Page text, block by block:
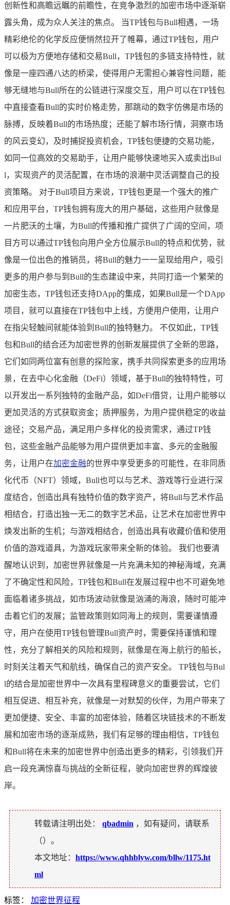
创新性和高瞻远瞩的前瞻性，在竞争激烈的加密市场中逐渐崭
露头角，成为众人关注的焦点。 当TP钱包与Bull相遇，一场
精彩绝伦的化学反应便悄然拉开了帷幕，通过TP钱包，用户
可以极为方便地存储和交易Bull，TP钱包的多链支持特性，就
像是一座四通八达的桥梁，使得用户无需担心兼容性问题，能
够无缝地与Bull所在的公链进行深度交互，用户可以在TP钱包
中直接查看Bull的实时价格走势，那跳动的数字仿佛是市场的
脉搏，反映着Bull的市场热度；还能了解市场行情，洞察市场
的风云变幻，及时捕捉投资机会，TP钱包便捷的交易功能，
如同一位高效的交易助手，让用户能够快速地买入或卖出Bul
l，实现资产的灵活配置，在市场的浪潮中灵活调整自己的投
资策略。 对于Bull项目方来说，TP钱包更是一个强大的推广
和应用平台，TP钱包拥有庞大的用户基础，这些用户就像是
一片肥沃的土壤，为Bull的传播和推广提供了广阔的空间，项
目方可以通过TP钱包向用户全方位展示Bull的特点和优势，就
像是一位出色的推销员，将Bull的魅力一一呈现给用户，吸引
更多的用户参与到Bull的生态建设中来，共同打造一个繁荣的
加密生态，TP钱包还支持DApp的集成，如果Bull是一个DApp
项目，就可以直接在TP钱包中上线，方便用户使用，让用户
在指尖轻触间就能体验到Bull的独特魅力。 不仅如此，TP钱
包和Bull的结合还为加密世界的创新发展提供了全新的思路，
它们如同两位富有创意的探险家，携手共同探索更多的应用场
景，在去中心化金融（DeFi）领域，基于Bull的独特特性，可
以开发出一系列独特的金融产品，如DeFi借贷，让用户能够以
更加灵活的方式获取资金；质押服务，为用户提供稳定的收益
途径；交易产品，满足用户多样化的投资需求，通过TP钱
包，这些金融产品能够为用户提供更加丰富、多元的金融服
务，让用户在加密金融的世界中享受更多的可能性，在非同质
化代币（NFT）领域，Bull也可以与艺术、游戏等行业进行深
度结合，创造出具有独特价值的数字资产，将Bull与艺术作品
相结合，打造出独一无二的数字艺术品，让艺术在加密世界中
焕发出新的生机；与游戏相结合，创造出具有收藏价值和使用
价值的游戏道具，为游戏玩家带来全新的体验。 我们也要清
醒地认识到，加密世界就像是一片充满未知的神秘海域，充满
了不确定性和风险，TP钱包和Bull在发展过程中也不可避免地
面临着诸多挑战，如市场波动就像是汹涌的海浪，随时可能冲
击着它们的发展；监管政策则如同海上的规则，需要谨慎遵
守，用户在使用TP钱包管理Bull资产时，需要保持谨慎和理
性，充分了解相关的风险和规则，就像是在海上航行的船长，
时刻关注着天气和航线，确保自己的资产安全。 TP钱包与Bul
l的结合是加密世界中一次具有里程碑意义的重要尝试，它们
相互促进、相互补充，就像是一对默契的伙伴，为用户带来了
更加便捷、安全、丰富的加密体验，随着区块链技术的不断发
展和加密市场的逐渐成熟，我们有足够的理由相信，TP钱包
和Bull将在未来的加密世界中创造出更多的精彩，引领我们开
启一段充满惊喜与挑战的全新征程，驶向加密世界的辉煌彼
岸。
转载请注明出处： qbadmin ，如有疑问，请联系
（）。
本文地址： https://www.qhhblyw.com/bllw/1175.ht
ml
标签： 加密世界征程